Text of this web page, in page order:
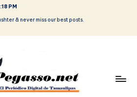
PM
& never miss our best posts.